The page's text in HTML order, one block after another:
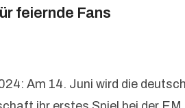
feiernde Fans
Am 14. Juni wird die